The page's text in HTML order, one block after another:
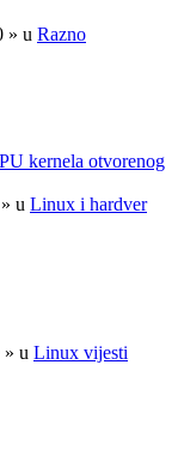
» u Razno
kernela otvorenog
» u Linux i hardver
» u Linux vijesti